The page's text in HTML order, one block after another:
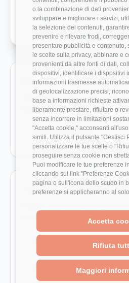
o la combinazione di dati
sviluppare e migliorare i servizi,
la selezione dei contenuti,
prevenire e rilevare frodi,
presentare pubblicità e contenuto,
le scelte sulla privacy, abbinare e
provenienti da altre fonti di dati,
dispositivi, identificare i dispositivi
informazioni trasmesse
di geolocalizzazione precisi,
base a informazioni richieste
liberamente prestare, rifiutare o
senza incorrere in limitazioni
"Accetta cookie," acconsenti
simili. Utilizza il pulsante "Gestisci
personalizzare le tue scelte o
proseguire senza cookie non
Puoi modificare le tue preferenze
cliccando sul link "Preferenze
pagina o sull'icona dello scudo in
preferenze si applicheranno al
Accetta
Rifiuta
Maggiori
Crescita Professionale
Ruoli monitorati in
Vai direttamente ai ruoli con dati
salariali reali.
System Engineer
Aziende da confrontare